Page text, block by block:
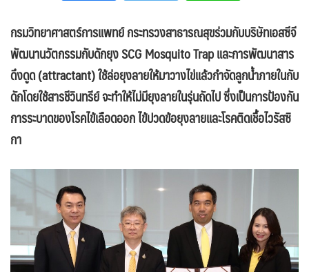
กรมวิทยาศาสตร์การแพทย์ กระทรวงสาธารณสุขร่วมกับบริษัทเอสซีจี
พัฒนานวัตกรรมกับดักยุงSCG Mosquito Trap และการพัฒนาสาร
ดึงดูด (attractant) ใช้ล่อยุงลายให้มาวางไข่แล้วกำจัดลูกน้ำภายในกับ
ดักโดยใช้สารชีวินทรีย์ จะทำให้ไม่มียุงลายในรุ่นถัดไป ซึ่งเป็นการป้องกัน
การระบาดของโรคไข้เลือดออก ไข้ปวดข้อยุงลายและโรคติดเชื้อไวรัสซิ
กา